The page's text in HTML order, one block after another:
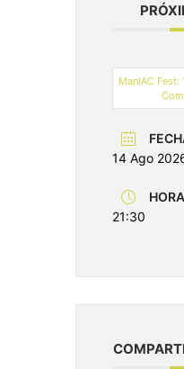
ManIAC Fest:
14 Ago
HORA
21:30